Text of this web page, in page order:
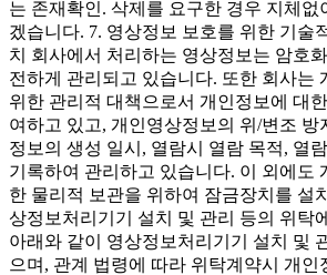
는 존재확인. 삭제를 요구한 경우 지체없
겠습니다. 7. 영상정보 보호를 위한 기술
치 회사에서 처리하는 영상정보는 암호
전하게 관리되고 있습니다. 또한 회사는
위한 관리적 대책으로서 개인정보에 대
여하고 있고, 개인영상정보의 위/변조 방
정보의 생성 일시, 열람시 열람 목적, 열
기록하여 관리하고 있습니다. 이 외에도
한 물리적 보관을 위하여 잠금장치를 설
상정보처리기기 설치 및 관리 등의 위탁
아래와 같이 영상정보처리기기 설치 및
으며, 관계 법령에 따라 위탁계약시 개인